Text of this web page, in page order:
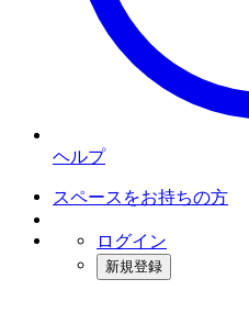
ヘルプ
スペースをお持ちの方
ログイン
新規登録